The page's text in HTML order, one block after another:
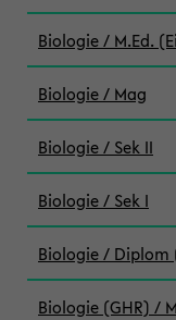
Biologie / M.Ed.
Biologie / Mag
Biologie / Sek II
Biologie / Sek I
Biologie / Diplom
Biologie (GHR) /